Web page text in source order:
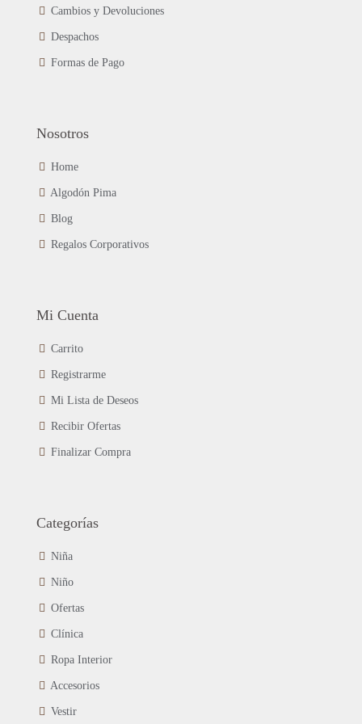
producto
Cambios y Devoluciones
Despachos
Formas de Pago
Nosotros
Home
Algodón Pima
Blog
Regalos Corporativos
Mi Cuenta
Carrito
Registrarme
Mi Lista de Deseos
Recibir Ofertas
Finalizar Compra
Categorías
Niña
Niño
Ofertas
Clínica
Ropa Interior
Accesorios
Vestir